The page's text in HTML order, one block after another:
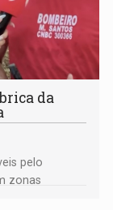
da
pelo
zonas